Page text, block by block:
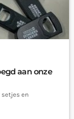
aan onze
setjes en